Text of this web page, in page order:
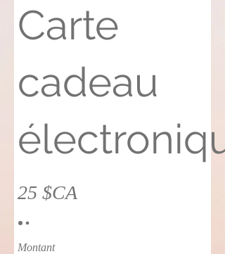
Carte
cadeau
25 $CA
Montant